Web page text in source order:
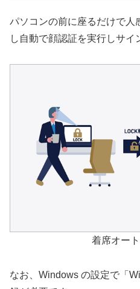
パソコンの前に座るだけで人
し自動で顔認証を実行しサイ
着席オー
なお、Windows の設定で「